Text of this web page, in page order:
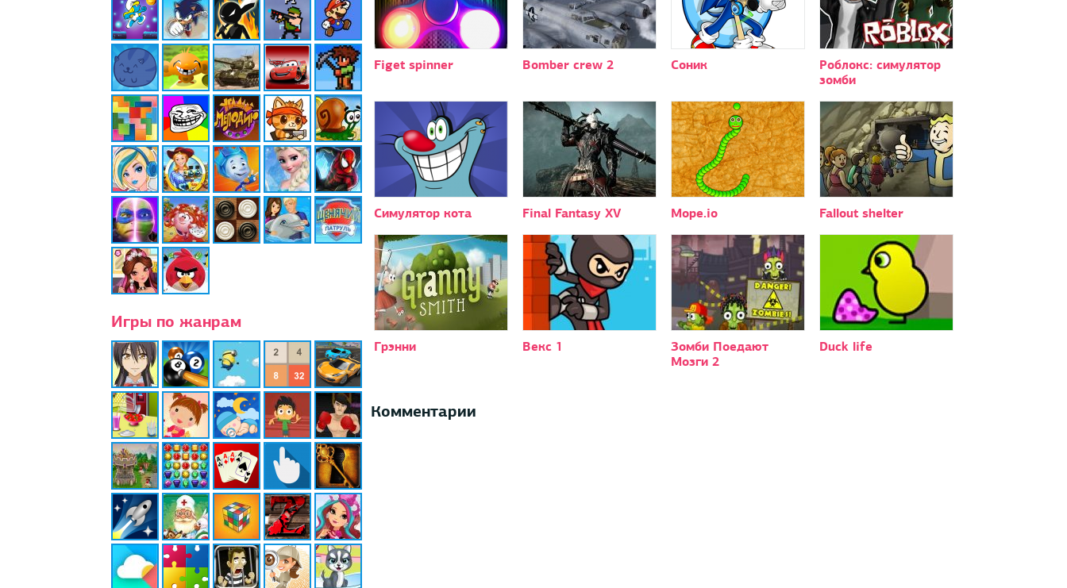
Игры по жанрам
Figet spinner Bomber crew 2 Соник
Роблокс: симулятор
зомби
Симулятор кота Final Fantasy XV Mope.io Fallout shelter
Грэнни Векс 1
Зомби Поедают
Мозги 2
Duck life
Комментарии